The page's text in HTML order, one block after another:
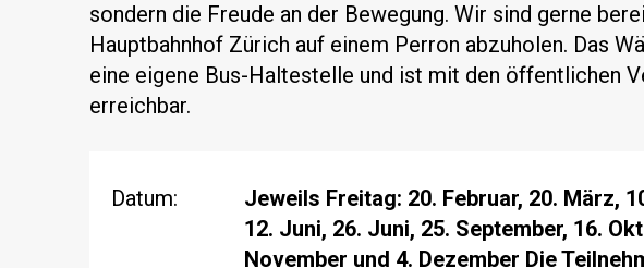
sondern die Freude an der Bewegung. Wir sind gerne
Hauptbahnhof Zürich auf einem Perron abzuholen. Das
eine eigene Bus-Haltestelle und ist mit den öffentlichen
erreichbar.
Datum:
Jeweils Freitag: 20. Februar, 20. März,
12. Juni, 26. Juni, 25. September, 16.
November und 4. Dezember Die